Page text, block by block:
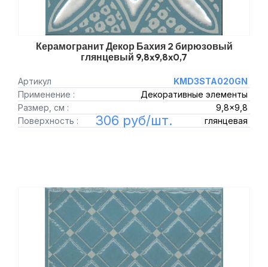
Керамогранит Декор Бахия 2 бирюзовый
глянцевый 9,8x9,8x0,7
Артикул
KMD3STA020GN
Применение :
Декоративные элементы
Размер, см :
9,8x9,8
Поверхность :
глянцевая
306 руб/шт.